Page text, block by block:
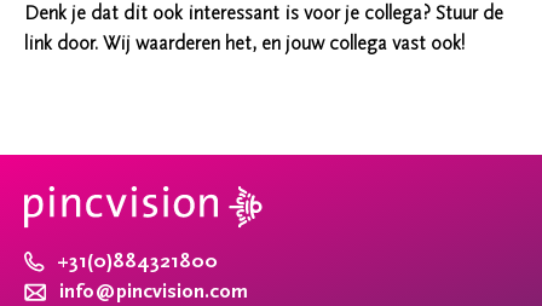
Denk je dat dit ook interessant is voor je collega? Stuur de
link door. Wij waarderen het, en jouw collega vast ook!
+31(0)884321800
info@pincvision.com